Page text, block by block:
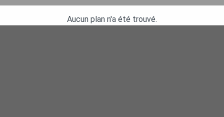
Aucun plan n'a été trouvé.